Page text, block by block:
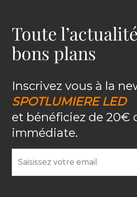
Toute
bons plans
Inscrivez vous à la
SPOTLUMIERE LED
et bénéficiez de 20€
immédiate.